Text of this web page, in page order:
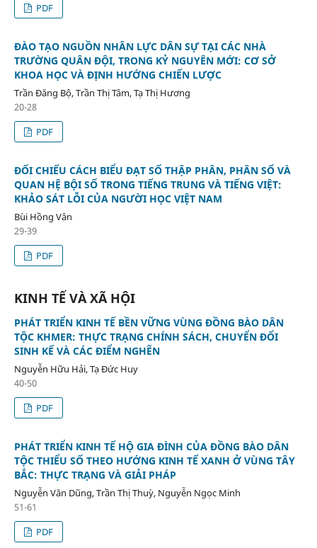
PDF
ĐÀO TẠO NGUỒN NHÂN LỰC DÂN SỰ TẠI CÁC NHÀ
TRƯỜNG QUÂN ĐỘI, TRONG KỶ NGUYÊN MỚI: CƠ SỞ
KHOA HỌC VÀ ĐỊNH HƯỚNG CHIẾN LƯỢC
Trần Đăng Bộ, Trần Thị Tâm, Tạ Thị Hương
20-28
PDF
ĐỐI CHIẾU CÁCH BIỂU ĐẠT SỐ THẬP PHÂN, PHÂN SỐ VÀ
QUAN HỆ BỘI SỐ TRONG TIẾNG TRUNG VÀ TIẾNG VIỆT:
KHẢO SÁT LỖI CỦA NGƯỜI HỌC VIỆT NAM
Bùi Hồng Vân
29-39
PDF
KINH TẾ VÀ XÃ HỘI
PHÁT TRIỂN KINH TẾ BỀN VỮNG VÙNG ĐỒNG BÀO DÂN
TỘC KHMER: THỰC TRẠNG CHÍNH SÁCH, CHUYỂN ĐỔI
SINH KẾ VÀ CÁC ĐIỂM NGHẼN
Nguyễn Hữu Hải, Tạ Đức Huy
40-50
PDF
PHÁT TRIỂN KINH TẾ HỘ GIA ĐÌNH CỦA ĐỒNG BÀO DÂN
TỘC THIỂU SỐ THEO HƯỚNG KINH TẾ XANH Ở VÙNG TÂY
BẮC: THỰC TRẠNG VÀ GIẢI PHÁP
Nguyễn Văn Dũng, Trần Thị Thuỳ, Nguyễn Ngọc Minh
51-61
PDF